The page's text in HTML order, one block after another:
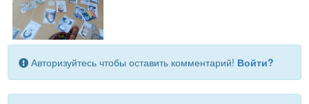
Авторизуйтесь чтобы оставить комментарий! Войти?